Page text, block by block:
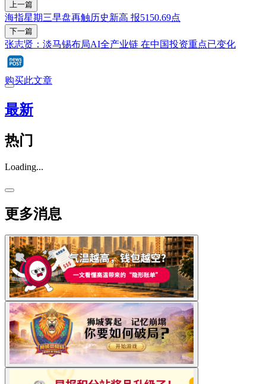
上一篇
海指星期三早盘再触历史新高 报5150.69点
下一篇
张志贤：淡马锡布局AI全产业链 在中国投资重点已变化
购买此文章
最新
热门
Loading...
更多消息